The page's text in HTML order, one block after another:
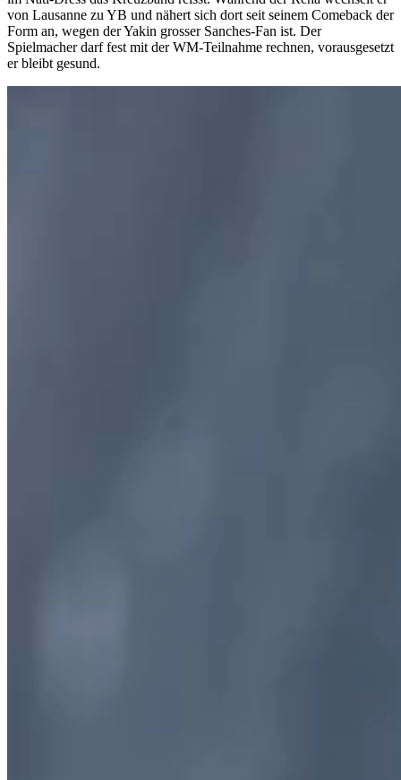
von Lausanne zu YB und nähert sich dort seit seinem Comeback der
Form an, wegen der Yakin grosser Sanches-Fan ist. Der
Spielmacher darf fest mit der WM-Teilnahme rechnen, vorausgesetzt
er bleibt gesund.